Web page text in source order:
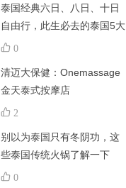
泰国经典六日、八日、十日
自由行，此生必去的泰国5大
景点
0
清迈大保健：Onemassage
金天泰式按摩店
2
别以为泰国只有冬阴功，这
些泰国传统火锅了解一下
0